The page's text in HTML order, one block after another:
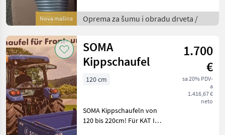
Nova mašina
oder 315 mm, Anbauplatte
GEEL SW010/Martin MH03
Oprema za šumu i obradu drveta /
SOMA
Kippschaufel
1.700
€
sa 20% PDV-
a
1.416,67 €
neto
120 cm
SOMA Kippschaufeln von
120 bis 220cm! Für KAT I